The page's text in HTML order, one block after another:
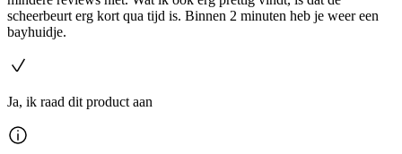
scheerbeurt erg kort qua tijd is. Binnen 2 minuten heb je weer een
bayhuidje.
Ja, ik raad dit product aan